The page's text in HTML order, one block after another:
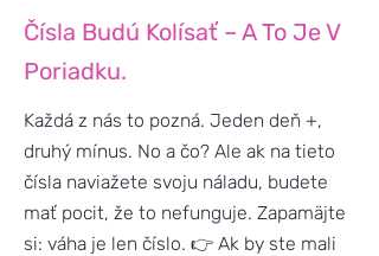
Čísla Budú Kolísať – A To Je V
Poriadku.
Každá z nás to pozná. Jeden deň +,
druhý mínus. No a čo? Ale ak na tieto
čísla naviažete svoju náladu, budete
mať pocit, že to nefunguje. Zapamäjte
si: váha je len číslo. 👉 Ak by ste mali